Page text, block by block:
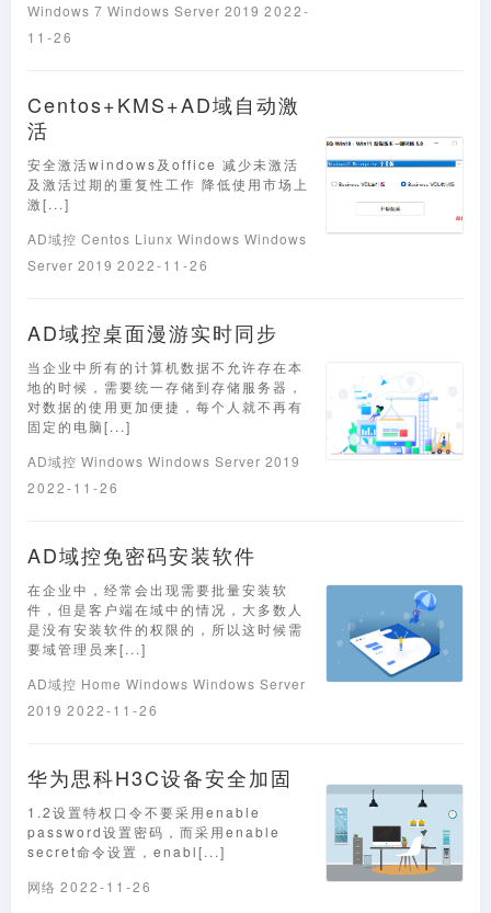
Windows 7 Windows Server 2019 2022-
11-26
Centos+KMS+AD域自动激
活
安全激活windows及office 减少未激活
及激活过期的重复性工作 降低使用市场上
激[...]
AD域控 Centos Liunx Windows Windows
Server 2019 2022-11-26
AD域控桌面漫游实时同步
当企业中所有的计算机数据不允许存在本
地的时候，需要统一存储到存储服务器，
对数据的使用更加便捷，每个人就不再有
固定的电脑[...]
AD域控 Windows Windows Server 2019
2022-11-26
AD域控免密码安装软件
在企业中，经常会出现需要批量安装软
件，但是客户端在域中的情况，大多数人
是没有安装软件的权限的，所以这时候需
要域管理员来[...]
AD域控 Home Windows Windows Server
2019 2022-11-26
华为思科H3C设备安全加固
1.2设置特权口令不要采用enable
password设置密码，而采用enable
secret命令设置，enabl[...]
网络 2022-11-26